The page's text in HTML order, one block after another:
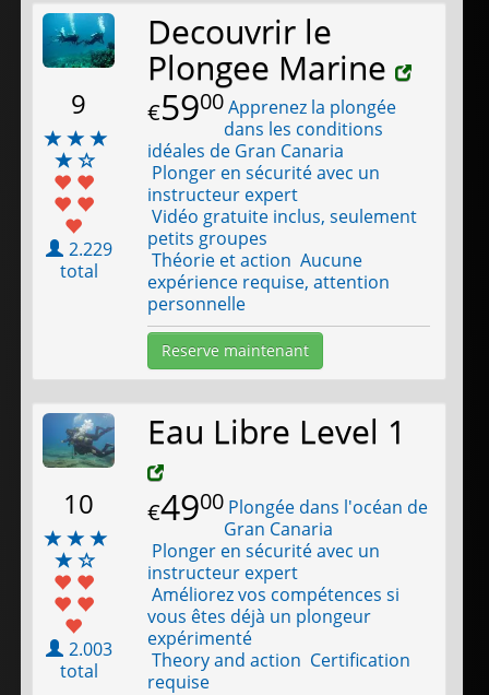
9
2.229
total
Decouvrir le
Plongee Marine
€5900Apprenez la plongée
dans les conditions
idéales de Gran Canaria
Plonger en sécurité avec un
instructeur expert
Vidéo gratuite inclus, seulement
petits groupes
Théorie et action Aucune
expérience requise, attention
personnelle
Reserve maintenant
10
2.003
total
Eau Libre Level 1
€4900 Plongée dans l'océan de
Gran Canaria
Plonger en sécurité avec un
instructeur expert
Améliorez vos compétences si
vous êtes déjà un plongeur
expérimenté
Theory and action Certification
requise